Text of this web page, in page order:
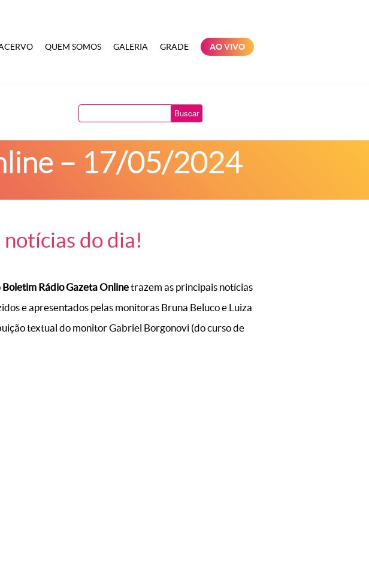
QUEM SOMOS GALERIA GRADE AO VIVO
Buscar
– 17/05/2024
do dia!
Boletim Rádio Gazeta Onlinetrazem as principais notícias
e apresentados pelas monitoras Bruna Beluco e Luiza
textual do monitor Gabriel Borgonovi (do curso de